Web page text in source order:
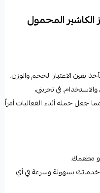
الكاشير المحمول
بعين الاعتبار الحجم والوزن،
في تجربتي،
جعل حمله أثناء الفعاليات أمراً
مطعمك.
بسهولة وسرعة في أي